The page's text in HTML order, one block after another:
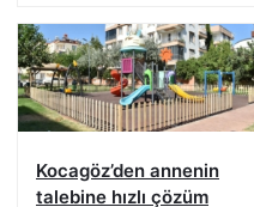
Kocagöz’den annenin
talebine hızlı çözüm